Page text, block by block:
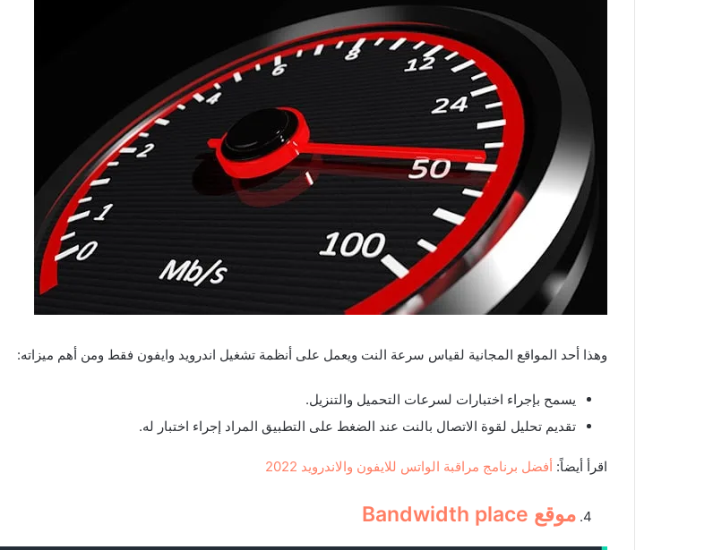
وهذا أحد المواقع المجانية لقياس سرعة النت ويعمل على أنظمة تشغيل اندرويد وايفون فقط ومن أهم ميزاته:
يسمح بإجراء اختبارات لسرعات التحميل والتنزيل.
تقديم تحليل لقوة الاتصال بالنت عند الضغط على التطبيق المراد إجراء اختبار له.
اقرأ أيضاً: أفضل برنامج مراقبة الواتس للايفون والاندرويد 2022
موقع Bandwidth place